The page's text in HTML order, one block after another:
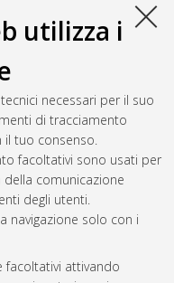
utilizza i
necessari per il suo
di tracciamento
tuo consenso.
facoltativi sono usati per
della comunicazione
degli utenti.
navigazione solo con i
facoltativi attivando
Condividi
dell'autore. (